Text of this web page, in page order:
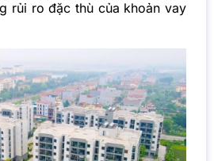
rủi ro đặc thù của khoản vay